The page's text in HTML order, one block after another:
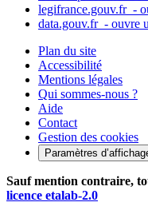
legifrance.gouv.fr -
data.gouv.fr - ouvre
Plan du site
Accessibilité
Mentions légales
Qui sommes-nous ?
Aide
Contact
Gestion des cookies
Paramètres
Sauf mention contraire,
licence etalab-2.0